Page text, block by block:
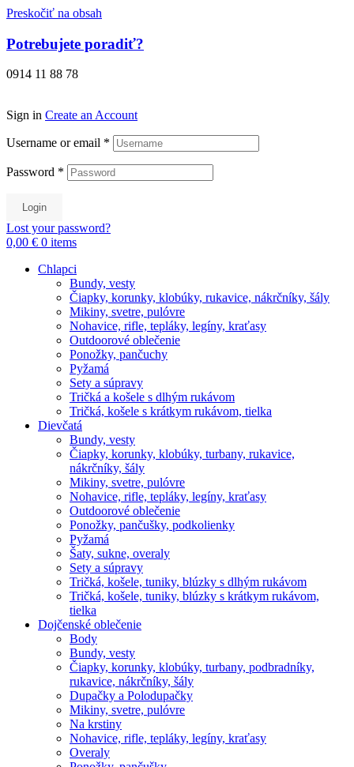
Preskočiť na obsah
Potrebujete poradiť?
0914 11 88 78
Sign in Create an Account
Username or email *
Password *
Login
Lost your password?
0,00 € 0 items
Chlapci
Bundy, vesty
Čiapky, korunky, klobúky, rukavice, nákrčníky, šály
Mikiny, svetre, pulóvre
Nohavice, rifle, tepláky, legíny, kraťasy
Outdoorové oblečenie
Ponožky, pančuchy
Pyžamá
Sety a súpravy
Tričká a košele s dlhým rukávom
Tričká, košele s krátkym rukávom, tielka
Dievčatá
Bundy, vesty
Čiapky, korunky, klobúky, turbany, rukavice,
nákrčníky, šály
Mikiny, svetre, pulóvre
Nohavice, rifle, tepláky, legíny, kraťasy
Outdoorové oblečenie
Ponožky, pančušky, podkolienky
Pyžamá
Šaty, sukne, overaly
Sety a súpravy
Tričká, košele, tuniky, blúzky s dlhým rukávom
Tričká, košele, tuniky, blúzky s krátkym rukávom,
tielka
Dojčenské oblečenie
Body
Bundy, vesty
Čiapky, korunky, klobúky, turbany, podbradníky,
rukavice, nákrčníky, šály
Dupačky a Polodupačky
Mikiny, svetre, pulóvre
Na krstiny
Nohavice, rifle, tepláky, legíny, kraťasy
Overaly